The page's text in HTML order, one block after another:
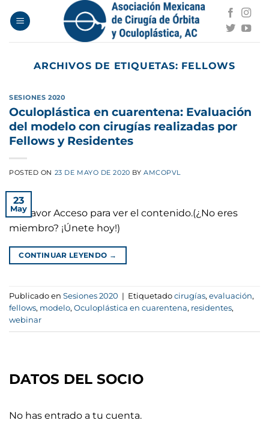
ARCHIVOS DE ETIQUETAS: FELLOWS
SESIONES 2020
Oculoplástica en cuarentena: Evaluación
del modelo con cirugías realizadas por
Fellows y Residentes
POSTED ON 23 DE MAYO DE 2020 BY AMCOPVL
23
May
Por favor Acceso para ver el contenido.(¿No eres
miembro? ¡Únete hoy!)
CONTINUAR LEYENDO →
Publicado en Sesiones 2020 | Etiquetado cirugías, evaluación,
fellows, modelo, Oculoplástica en cuarentena, residentes,
webinar
DATOS DEL SOCIO
No has entrado a tu cuenta.